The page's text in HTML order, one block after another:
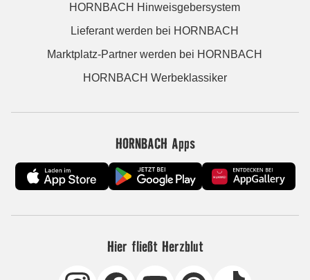
HORNBACH Hinweisgebersystem
Lieferant werden bei HORNBACH
Marktplatz-Partner werden bei HORNBACH
HORNBACH Werbeklassiker
HORNBACH Apps
Hier fließt Herzblut